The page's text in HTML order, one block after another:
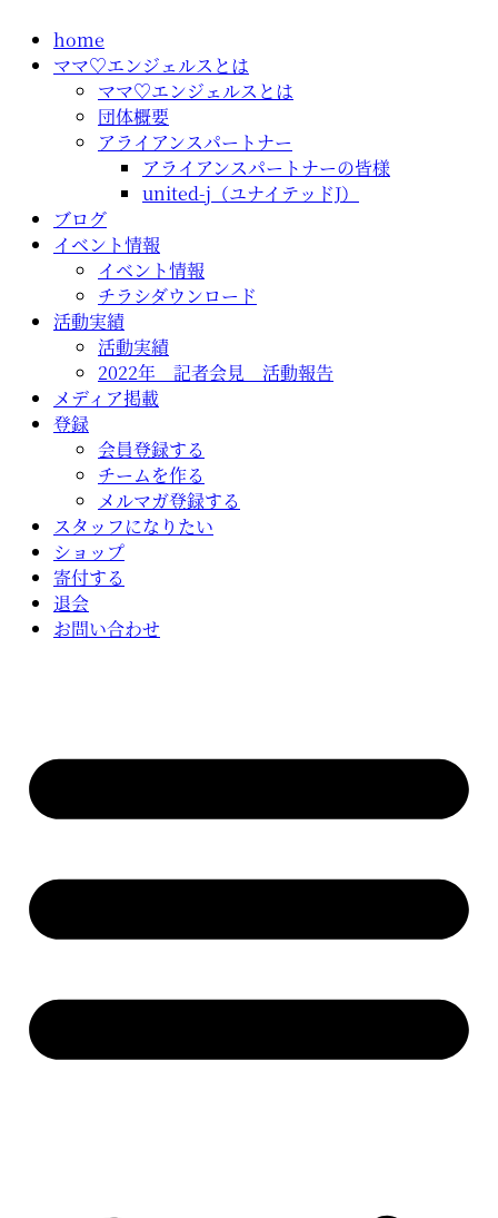
home
ママ♡エンジェルスとは
ママ♡エンジェルスとは
団体概要
アライアンスパートナー
アライアンスパートナーの皆様
united-j（ユナイテッドJ）
ブログ
イベント情報
イベント情報
チラシダウンロード
活動実績
活動実績
2022年 記者会見 活動報告
メディア掲載
登録
会員登録する
チームを作る
メルマガ登録する
スタッフになりたい
ショップ
寄付する
退会
お問い合わせ